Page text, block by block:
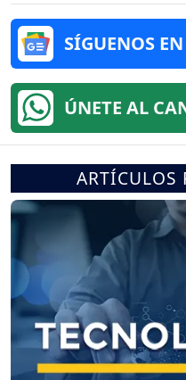
SÍGUENOS
ÚNETE AL
ARTÍCULOS